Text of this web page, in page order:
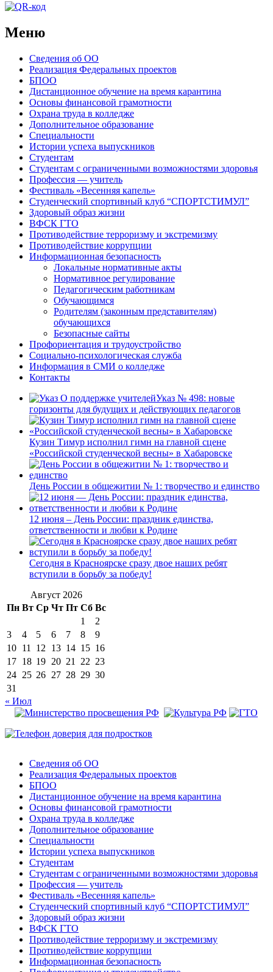
Меню
Сведения об ОО
Реализация Федеральных проектов
БПОО
Дистанционное обучение на время карантина
Основы финансовой грамотности
Охрана труда в колледже
Дополнительное образование
Специальности
Истории успеха выпускников
Студентам
Студентам с ограниченными возможностями здоровья
Профессия — учитель
Фестиваль «Весенняя капель»
Студенческий спортивный клуб “СПОРТСТИМУЛ”
Здоровый образ жизни
ВФСК ГТО
Противодействие терроризму и экстремизму
Противодействие коррупции
Информационная безопасность
Локальные нормативные акты
Нормативное регулирование
Педагогическим работникам
Обучающимся
Родителям (законным представителям)
обучающихся
Безопасные сайты
Профориентация и трудоустройство
Социально-психологическая служба
Информация в СМИ о колледже
Контакты
Указ № 498: новые
горизонты для будущих и действующих педагогов
Кузин Тимур исполнил гимн на главной сцене
«Российской студенческой весны» в Хабаровске
День России в общежитии № 1: творчество и единство
12 июня – День России: праздник единства,
ответственности и любви к Родине
Сегодня в Красноярске сразу двое наших ребят
вступили в борьбу за победу!
Август 2026
Пн Вт Ср Чт Пт Сб Вс
1
2
3
4 5 6 7 8
9
10 11 12 13 14 15 16
17 18 19 20 21 22 23
24 25 26 27 28 29 30
31
« Июл
Сведения об ОО
Реализация Федеральных проектов
БПОО
Дистанционное обучение на время карантина
Основы финансовой грамотности
Охрана труда в колледже
Дополнительное образование
Специальности
Истории успеха выпускников
Студентам
Студентам с ограниченными возможностями здоровья
Профессия — учитель
Фестиваль «Весенняя капель»
Студенческий спортивный клуб “СПОРТСТИМУЛ”
Здоровый образ жизни
ВФСК ГТО
Противодействие терроризму и экстремизму
Противодействие коррупции
Информационная безопасность